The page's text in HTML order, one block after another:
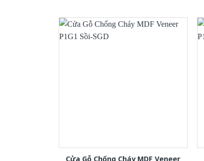
Cửa Gỗ Chống Cháy MDF Veneer